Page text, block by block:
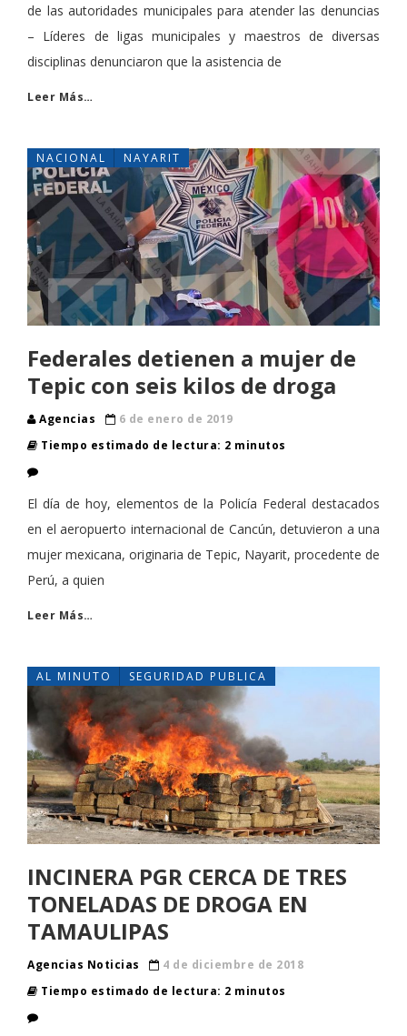
de las autoridades municipales para atender las denuncias
– Líderes de ligas municipales y maestros de diversas
disciplinas denunciaron que la asistencia de
Leer Más…
NACIONAL NAYARIT
Federales detienen a mujer de
Tepic con seis kilos de droga
Agencias
6 de enero de 2019
Tiempo estimado de lectura: 2 minutos
El día de hoy, elementos de la Policía Federal destacados
en el aeropuerto internacional de Cancún, detuvieron a una
mujer mexicana, originaria de Tepic, Nayarit, procedente de
Perú, a quien
Leer Más…
AL MINUTO SEGURIDAD PUBLICA
INCINERA PGR CERCA DE TRES
TONELADAS DE DROGA EN
TAMAULIPAS
Agencias Noticias
4 de diciembre de 2018
Tiempo estimado de lectura: 2 minutos